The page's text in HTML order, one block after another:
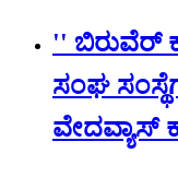
'' ಬಿರುವೆರ್
ಸಂಘ
ವೇದವ್ಯಾಸ್